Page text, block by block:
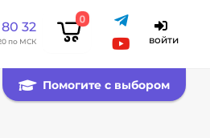
32
по МСК
0
войти
Помогите с выбором